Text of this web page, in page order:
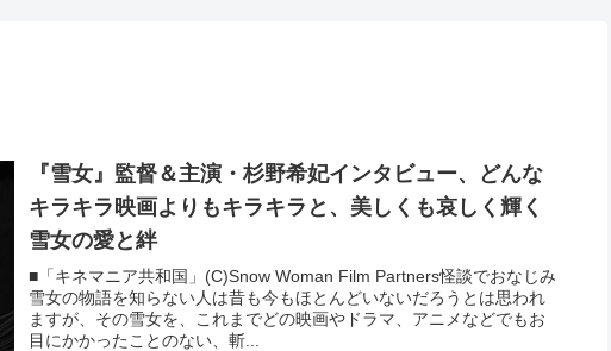
『雪女』監督＆主演・杉野希妃インタビュー、どんな
キラキラ映画よりもキラキラと、美しくも哀しく輝く
雪女の愛と絆
■「キネマニア共和国」(C)Snow Woman Film Partners怪談でおなじみ
雪女の物語を知らない人は昔も今もほとんどいないだろうとは思われ
ますが、その雪女を、これまでどの映画やドラマ、アニメなどでもお
目にかかったことのない、斬...